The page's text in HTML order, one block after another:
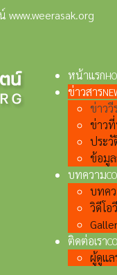
www.weerasak.org
หน้าแรก
ข่าวสาร
ข่าววี
ข่าว
ประวั
ข้อมู
บทความ
บทคว
วิดีโอ
ติดต่อเรา
ผู้ดูแ